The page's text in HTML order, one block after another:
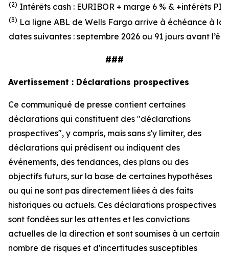
(2) Intérêts cash : EURIBOR + marge 6 % & +intérêts PIK
(3) La ligne ABL de Wells Fargo arrive à échéance à la
dates suivantes : septembre 2026 ou 91 jours avant
###
Avertissement : Déclarations prospectives
Ce communiqué de presse contient certaines
déclarations qui constituent des "déclarations
prospectives", y compris, mais sans s'y limiter, des
déclarations qui prédisent ou indiquent des
événements, des tendances, des plans ou des
objectifs futurs, sur la base de certaines hypothèses
ou qui ne sont pas directement liées à des faits
historiques ou actuels. Ces déclarations prospectives
sont fondées sur les attentes et les convictions
actuelles de la direction et sont soumises à un certain
nombre de risques et d'incertitudes susceptibles